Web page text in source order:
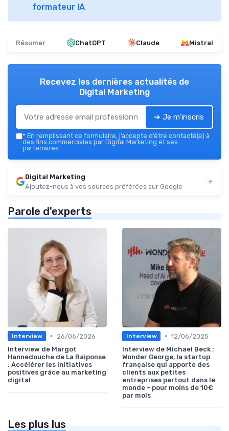
formateur IA
Résumer ChatGPT Claude Mistral
Recevez les dernières actualités de
Digital Marketing
➔ Je m'inscris
* En remplissant ce formulaire, j’accepte d’être contacté(e) à
des fins commerciales par Digital Marketing et ses
partenaires.
Digital Marketing
Ajoutez-nous à vos sources préférées sur Google
Parole d'experts
Interview •
26/06/2026
Interview de Margot
Hannedouche de La Raiponse
: Accélérer les initiatives
positives grâce au marketing
digital
Interview • 12/06/2025
Interview de Michael Beck :
Wonder George, la startup
française qui apporte des
clients aux petites
entreprises partout dans le
monde - pour moins de 10€
par mois
Les plus lus